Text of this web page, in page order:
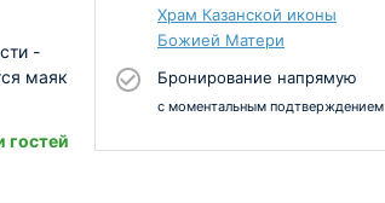
Храм Казанской иконы
Божией Матери
Бронирование напрямую
с моментальным подтверждением
-
маяк
гостей